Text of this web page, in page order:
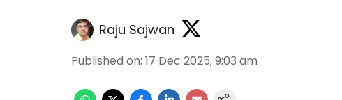
Raju Sajwan
Published on: 17 Dec 2025, 9:03 am